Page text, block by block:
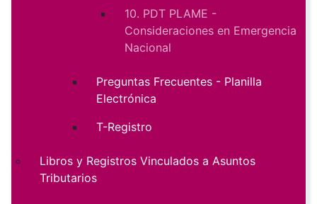
10. PDT PLAME -
Consideraciones en Emergencia
Nacional
Preguntas Frecuentes - Planilla
Electrónica
T-Registro
Libros y Registros Vinculados a Asuntos
Tributarios